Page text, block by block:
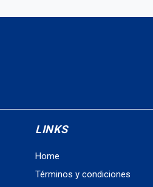
LINKS
Home
Términos y condiciones